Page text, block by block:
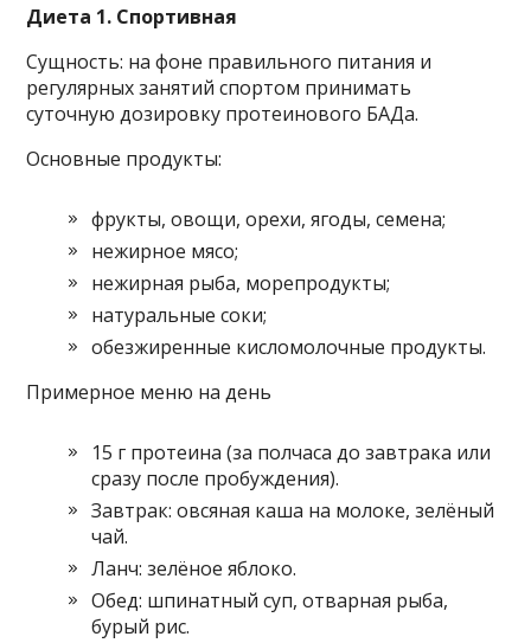
Диета 1. Спортивная
Сущность: на фоне правильного питания и
регулярных занятий спортом принимать
суточную дозировку протеинового БАДа.
Основные продукты:
фрукты, овощи, орехи, ягоды, семена;
нежирное мясо;
нежирная рыба, морепродукты;
натуральные соки;
обезжиренные кисломолочные продукты.
Примерное меню на день
15 г протеина (за полчаса до завтрака или
сразу после пробуждения).
Завтрак: овсяная каша на молоке, зелёный
чай.
Ланч: зелёное яблоко.
Обед: шпинатный суп, отварная рыба,
бурый рис.